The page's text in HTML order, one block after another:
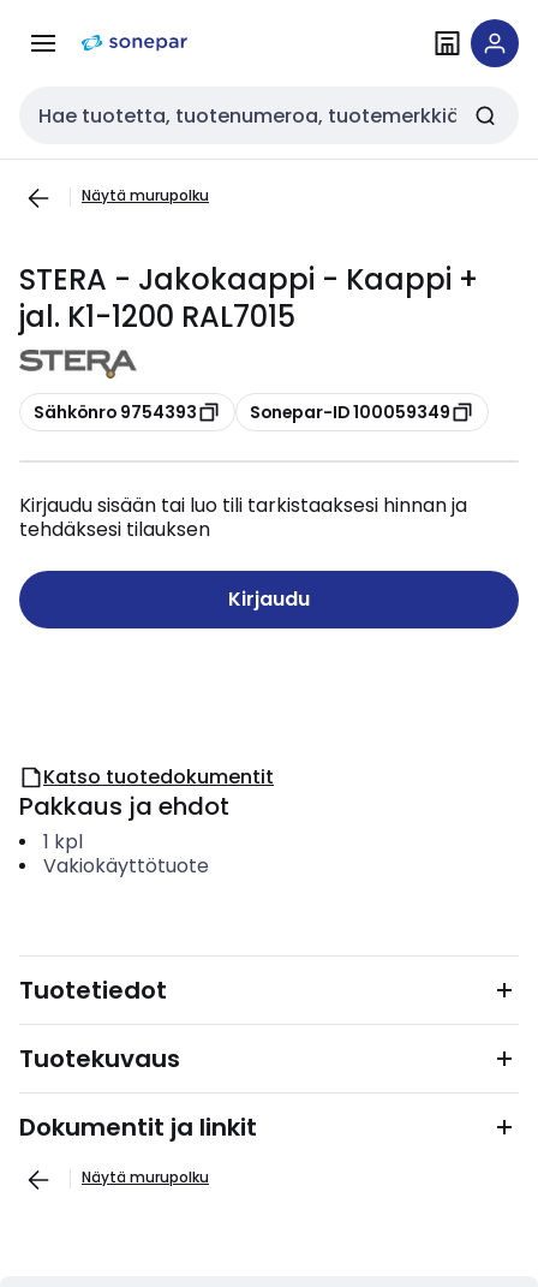
navigointiinsisältöön
Haku
Näytä murupolku
STERA - Jakokaappi - Kaappi +
jal. K1-1200 RAL7015
Kopioi
Sähkönro 9754393 Kopioi
Sonepar-ID 100059349
Kirjaudu sisään tai luo tili tarkistaaksesi hinnan ja
tehdäksesi tilauksen
Kirjaudu
Katso tuotedokumentit
Pakkaus ja ehdot
1 kpl
Vakiokäyttötuote
Tuotetiedot
Tuotekuvaus
Dokumentit ja linkit
Näytä murupolku